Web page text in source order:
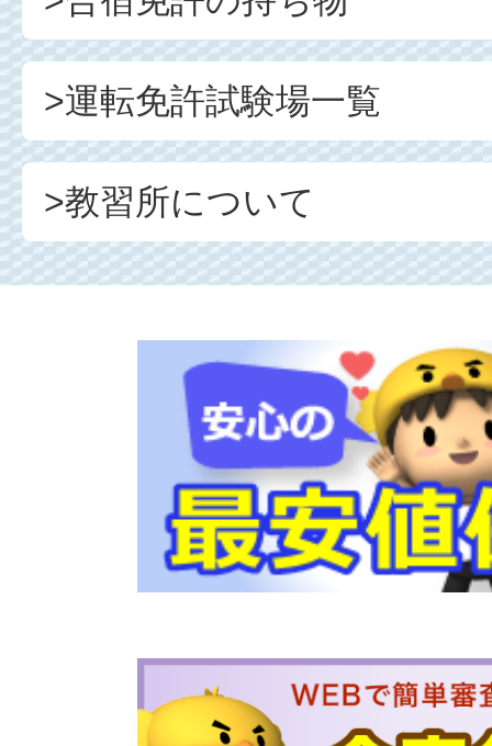
>運転免許試験場一覧
>教習所について